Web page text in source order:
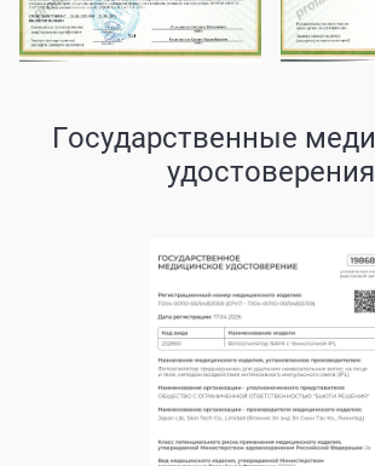
Государственные
удостоверения